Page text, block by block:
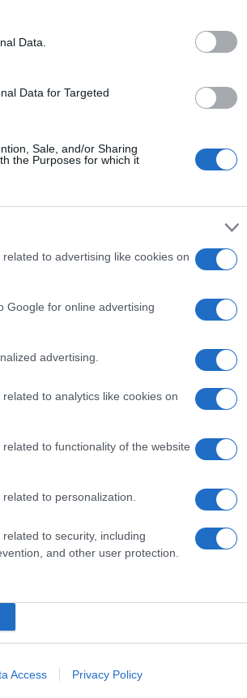
Data.
Data for Targeted
Sale, and/or Sharing
the Purposes for which it
to advertising like cookies on
Google for online advertising
advertising.
to analytics like cookies on
to functionality of the website
to personalization.
to security, including
and other user protection.
Access Privacy Policy
parceiros
com
na
da
e da
de hóspedes